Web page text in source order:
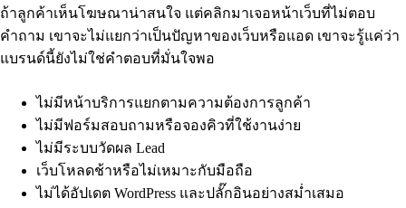
ถ้าลูกค้าเห็นโฆษณาน่าสนใจ แต่คลิกมาเจอหน้าเว็บที่ไม่ตอบ
คำถาม เขาจะไม่แยกว่าเป็นปัญหาของเว็บหรือแอด เขาจะรู้แค่ว่า
แบรนด์นี้ยังไม่ใช่คำตอบที่มั่นใจพอ
ไม่มีหน้าบริการแยกตามความต้องการลูกค้า
ไม่มีฟอร์มสอบถามหรือจองคิวที่ใช้งานง่าย
ไม่มีระบบวัดผล Lead
เว็บโหลดช้าหรือไม่เหมาะกับมือถือ
ไม่ได้อัปเดต WordPress และปลั๊กอินอย่างสม่ำเสมอ